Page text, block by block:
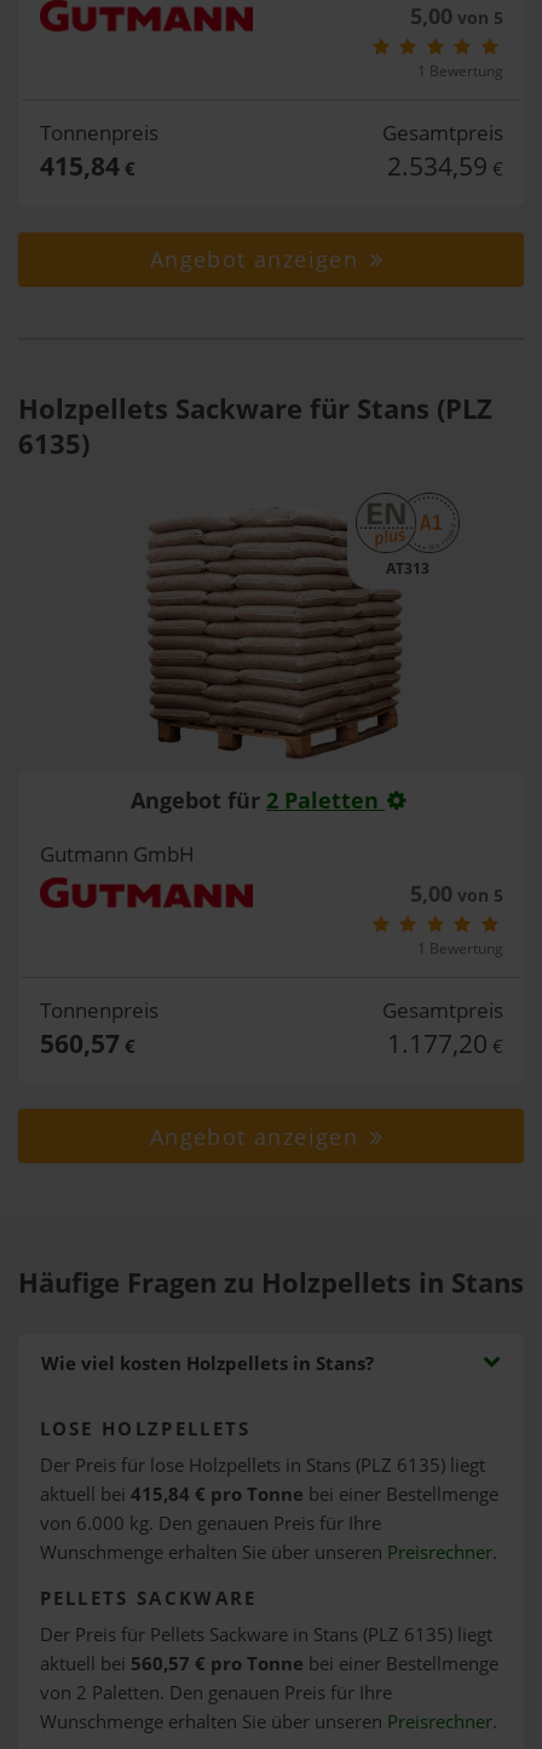
5,00 von 5
1 Bewertung
Tonnenpreis
415,84€
Gesamtpreis
2.534,59 €
Angebot anzeigen
Holzpellets Sackware für Stans (PLZ
6135)
AT313
Angebot für 2 Paletten
Gutmann GmbH
5,00 von 5
1 Bewertung
Tonnenpreis
560,57 €
Gesamtpreis
1.177,20 €
Angebot anzeigen
Häufige Fragen zu Holzpellets in Stans
Wie viel kosten Holzpellets in Stans?
LOSE HOLZPELLETS
Der Preis für lose Holzpellets in Stans (PLZ 6135) liegt
aktuell bei 415,84 € pro Tonne bei einer Bestellmenge
von 6.000 kg. Den genauen Preis für Ihre
Wunschmenge erhalten Sie über unseren Preisrechner.
PELLETS SACKWARE
Der Preis für Pellets Sackware in Stans (PLZ 6135) liegt
aktuell bei 560,57 € pro Tonne bei einer Bestellmenge
von 2 Paletten. Den genauen Preis für Ihre
Wunschmenge erhalten Sie über unseren Preisrechner.